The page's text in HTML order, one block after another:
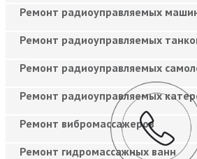
Ремонт радиоуправляемых
Ремонт радиоуправляемых
Ремонт радиоуправляемых
Ремонт радиоуправляемых
Ремонт вибромассажеров
Ремонт гидромассажных ванн